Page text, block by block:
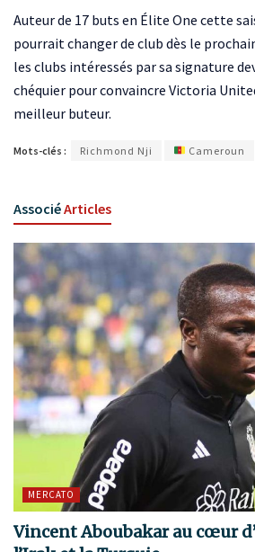
Auteur de 17 buts en Élite One cette
pourrait changer de club dès le
les clubs intéressés par sa signature
chéquier pour convaincre Victoria
meilleur buteur.
Mots-clés : Richmond Nji Cameroun
AssociéArticles
MERCATO
Vincent Aboubakar au cœur